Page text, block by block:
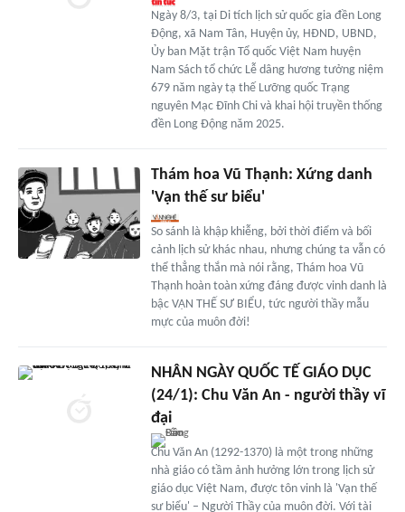
Ngày 8/3, tại Di tích lịch sử quốc gia đền Long
Động, xã Nam Tân, Huyện ủy, HĐND, UBND,
Ủy ban Mặt trận Tổ quốc Việt Nam huyện
Nam Sách tổ chức Lễ dâng hương tưởng niệm
679 năm ngày tạ thế Lưỡng quốc Trạng
nguyên Mạc Đĩnh Chi và khai hội truyền thống
đền Long Động năm 2025.
Thám hoa Vũ Thạnh: Xứng danh
'Vạn thế sư biểu'
So sánh là khập khiễng, bởi thời điểm và bối
cảnh lịch sử khác nhau, nhưng chúng ta vẫn có
thể thẳng thắn mà nói rằng, Thám hoa Vũ
Thạnh hoàn toàn xứng đáng được vinh danh là
bậc VẠN THẾ SƯ BIỂU, tức người thầy mẫu
mực của muôn đời!
NHÂN NGÀY QUỐC TẾ GIÁO DỤC
(24/1): Chu Văn An - người thầy vĩ
đại
Chu Văn An (1292-1370) là một trong những
nhà giáo có tầm ảnh hưởng lớn trong lịch sử
giáo dục Việt Nam, được tôn vinh là 'Vạn thế
sư biểu' – Người Thầy của muôn đời. Với tài